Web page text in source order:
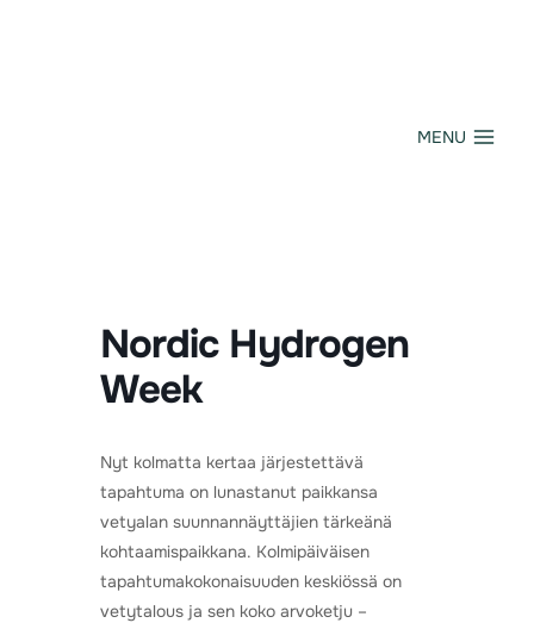
MENU
Nordic Hydrogen
Week
Nyt kolmatta kertaa järjestettävä
tapahtuma on lunastanut paikkansa
vetyalan suunnannäyttäjien tärkeänä
kohtaamispaikkana. Kolmipäiväisen
tapahtumakokonaisuuden keskiössä on
vetytalous ja sen koko arvoketju –